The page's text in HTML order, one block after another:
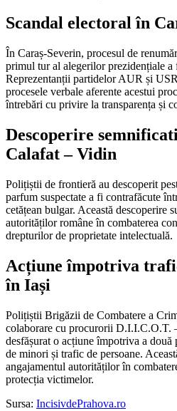
Scandal electoral în
În Caraș-Severin, procesul de
primul tur al alegerilor prezidențiale
Reprezentanții partidelor AUR și
procesele verbale aferente acestui
întrebări cu privire la transparența și
Descoperire
Calafat – Vidin
Polițiștii de frontieră au descoperit
parfum suspectate a fi contrafăcute
cetățean bulgar. Această descoperire
autorităților române în combaterea
drepturilor de proprietate intelectuală.
Acțiune împotriva
în Iași
Polițiștii Brigăzii de Combatere a
colaborare cu procurorii D.I.I.C.O.T.
desfășurat o acțiune împotriva a două
de minori și trafic de persoane.
angajamentul autorităților în
protecția victimelor.
Sursa: IncisivdePrahova.ro